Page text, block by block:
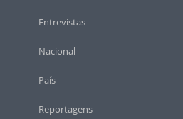
Entrevistas
Nacional
País
Reportagens